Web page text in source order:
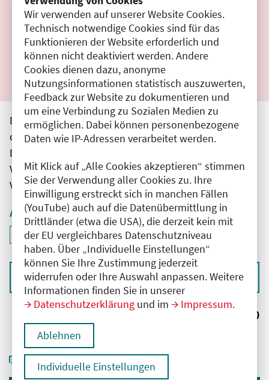
Wir verwenden auf unserer Website Cookies.
Technisch notwendige Cookies sind für das
Funktionieren der Website erforderlich und
können nicht deaktiviert werden. Andere
Cookies dienen dazu, anonyme
Nutzungsinformationen statistisch auszuwerten,
Feedback zur Website zu dokumentieren und
um eine Verbindung zu Sozialen Medien zu
ermöglichen. Dabei können personenbezogene
Daten wie IP-Adressen verarbeitet werden.
Mit Klick auf „Alle Cookies akzeptieren“ stimmen
Sie der Verwendung aller Cookies zu. Ihre
Einwilligung erstreckt sich in manchen Fällen
(YouTube) auch auf die Datenübermittlung in
Drittländer (etwa die USA), die derzeit kein mit
der EU vergleichbares Datenschutzniveau
haben. Über „Individuelle Einstellungen“
können Sie Ihre Zustimmung jederzeit
widerrufen oder Ihre Auswahl anpassen. Weitere
Informationen finden Sie in unserer
Datenschutzerklärung und im Impressum.
Ablehnen
Individuelle Einstellungen
Filter zurücksetzen
Ergebnisse drucken
Die hier aufgeführten Veranstaltungen entsprechen
den unmittelbar vom Veranstalter getätigten Angaben.
Die Ärztekammer Berlin übernimmt keine
Verantwortung für den Inhalt, die Haftung obliegt dem
Veranstalter.
Aktive Filter
Filter
ID: ANT-2600994
deaktivieren und Suchergebnisse neu laden
Sortieren nach
Ergebnisse: 0